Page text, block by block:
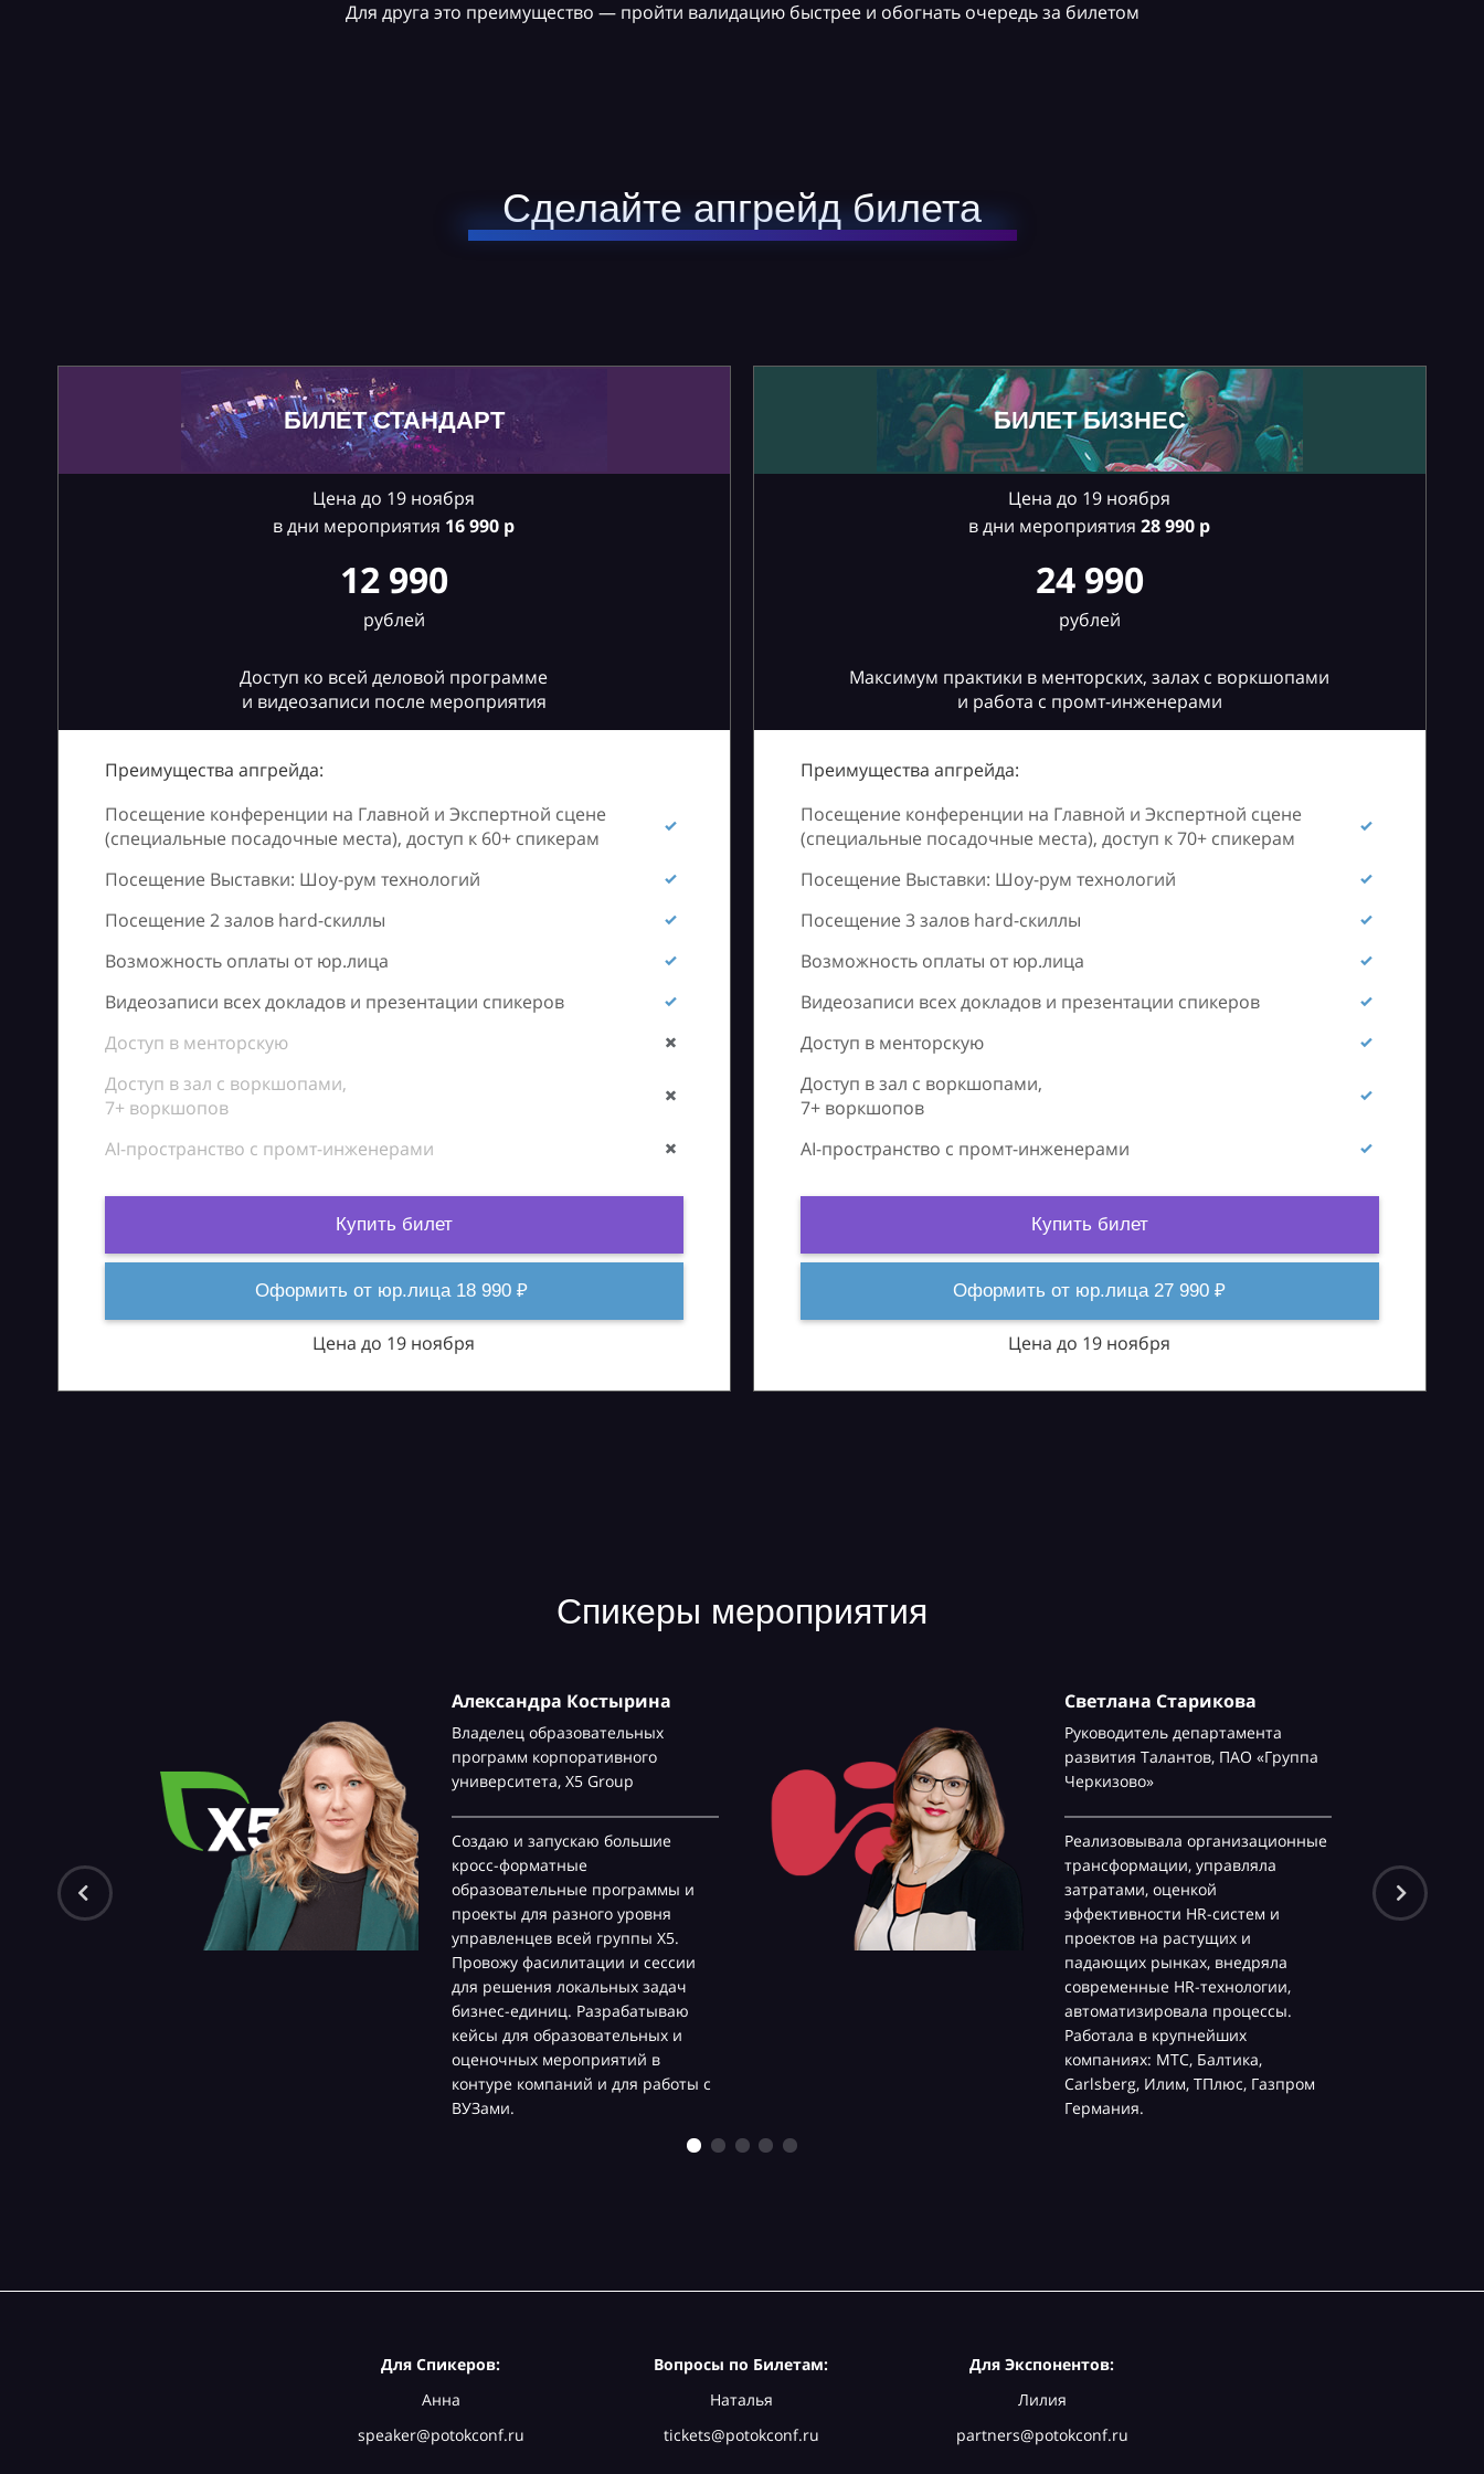
Для друга это преимущество — пройти валидацию быстрее и обогнать очередь за билетом
Сделайте апгрейд билета
БИЛЕТ СТАНДАРТ
Цена до 19 ноября
в дни мероприятия 16990 р
12 990
рублей
Доступ ко всей деловой программе
и видеозаписи после мероприятия
Преимущества апгрейда:
Посещение конференции на Главной и Экспертной сцене
(специальные посадочные места), доступ к 60+ спикерам
Посещение Выставки: Шоу-рум технологий
Посещение 2 залов hard-скиллы
Возможность оплаты от юр.лица
Видеозаписи всех докладов и презентации спикеров
Доступ в менторскую
Доступ в зал с воркшопами,
7+ воркшопов
AI-пространство с промт-инженерами
Купить билет
Оформить от юр.лица 18 990 ₽
Цена до 19 ноября
БИЛЕТ БИЗНЕС
Цена до 19 ноября
в дни мероприятия 28990 р
24 990
рублей
Максимум практики в менторских, залах с воркшопами
и работа с промт-инженерами
Преимущества апгрейда:
Посещение конференции на Главной и Экспертной сцене
(специальные посадочные места), доступ к 70+ спикерам
Посещение Выставки: Шоу-рум технологий
Посещение 3 залов hard-скиллы
Возможность оплаты от юр.лица
Видеозаписи всех докладов и презентации спикеров
Доступ в менторскую
Доступ в зал с воркшопами,
7+ воркшопов
AI-пространство с промт-инженерами
Купить билет
Оформить от юр.лица 27 990 ₽
Цена до 19 ноября
Спикеры мероприятия
Александра Костырина
Владелец образовательных
программ корпоративного
университета, Х5 Group
Создаю и запускаю большие
кросс-форматные
образовательные программы и
проекты для разного уровня
управленцев всей группы Х5.
Провожу фасилитации и сессии
для решения локальных задач
бизнес-единиц. Разрабатываю
кейсы для образовательных и
оценочных мероприятий в
контуре компаний и для работы с
ВУЗами.
Светлана Старикова
Руководитель департамента
развития Талантов, ПАО «Группа
Черкизово»
Реализовывала организационные
трансформации, управляла
затратами, оценкой
эффективности HR-систем и
проектов на растущих и
падающих рынках, внедряла
современные HR-технологии,
автоматизировала процессы.
Работала в крупнейших
компаниях: МТС, Балтика,
Carlsberg, Илим, ТПлюс, Газпром
Германия.
Для Спикеров:
Анна
speaker@potokconf.ru
Вопросы по Билетам:
Наталья
tickets@potokconf.ru
Для Экспонентов:
Лилия
partners@potokconf.ru